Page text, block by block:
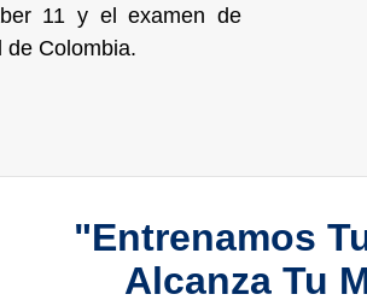
11 y el examen de
de Colombia.
"Entrenamos
Alcanza Tu